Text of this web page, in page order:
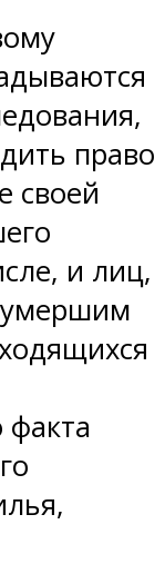
право
своей
и лиц,